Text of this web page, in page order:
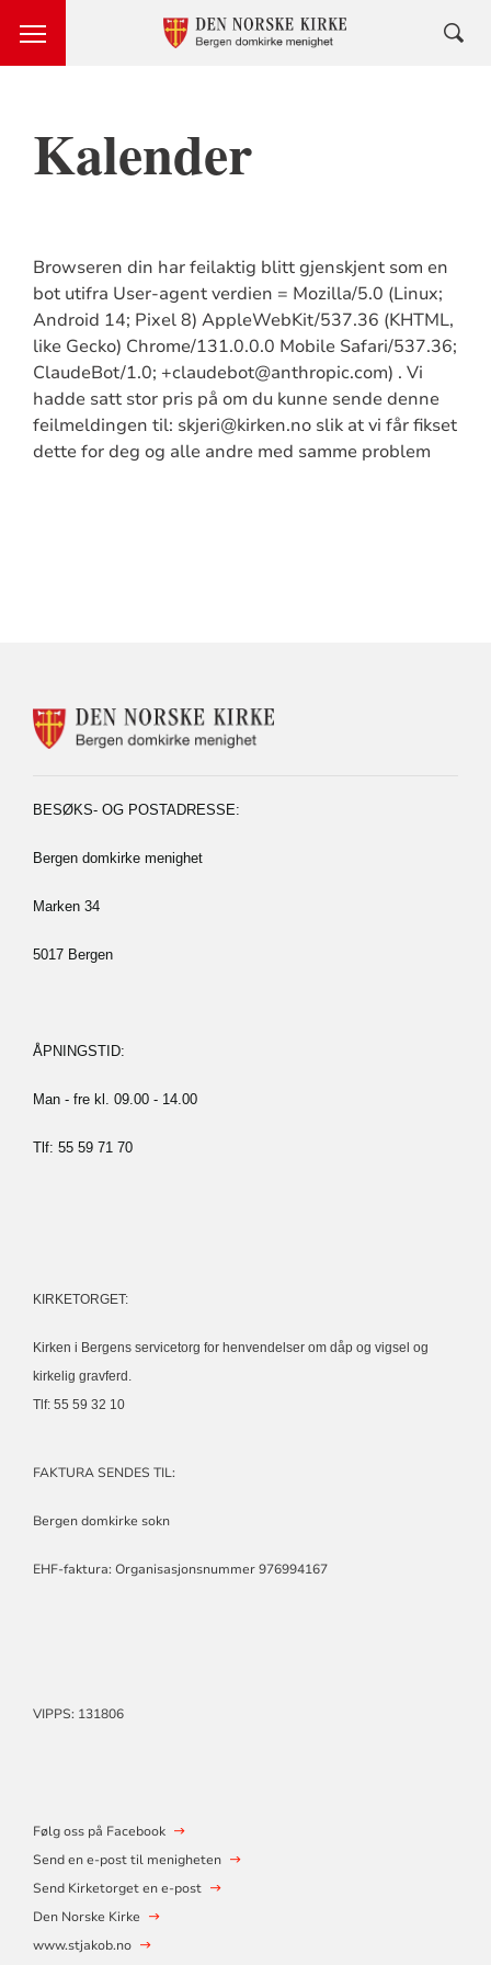
Kalender
Browseren din har feilaktig blitt gjenskjent som en
bot utifra User-agent verdien = Mozilla/5.0 (Linux;
Android 14; Pixel 8) AppleWebKit/537.36 (KHTML,
like Gecko) Chrome/131.0.0.0 Mobile Safari/537.36;
ClaudeBot/1.0; +claudebot@anthropic.com) . Vi
hadde satt stor pris på om du kunne sende denne
feilmeldingen til: skjeri@kirken.no slik at vi får fikset
dette for deg og alle andre med samme problem
KONTAKTINFORMASJON
BESØKS- OG POSTADRESSE:
Bergen domkirke menighet
Marken 34
5017 Bergen
ÅPNINGSTID:
Man - fre kl. 09.00 - 14.00
Tlf: 55 59 71 70
KIRKETORGET:
Kirken i Bergens servicetorg for henvendelser om dåp og vigsel og
kirkelig gravferd.
Tlf: 55 59 32 10
FAKTURA SENDES TIL:
Bergen domkirke sokn
EHF-faktura: Organisasjonsnummer 976994167
VIPPS: 131806
Følg oss på Facebook
Send en e-post til menigheten
Send Kirketorget en e-post
Den Norske Kirke
www.stjakob.no